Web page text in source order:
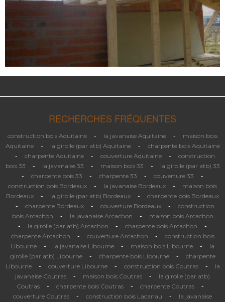
RECHERCHES FRÉQUENTES
construction bois Aquitaine - la javanaise Aquitaine -
maison bois
Aquitaine
- la girolle (par atb) Aquitaine - charpente bois Aquitaine
- charpente Aquitaine - couverture Aquitaine -
construction
bois 33
- la javanaise 33 - maison bois 33 - la girolle (par atb) 33
- charpente bois 33 - charpente 33 - couverture 33 -
construction bois Bordeaux - la javanaise Bordeaux -
maison bois
Bordeaux
- la girolle (par atb) Bordeaux - charpente bois Bordeaux
- charpente Bordeaux - couverture Bordeaux -
construction
bois Arcachon
- la javanaise Arcachon - maison bois Arcachon
- la girolle (par atb) Arcachon - charpente bois Arcachon -
charpente Arcachon - couverture Arcachon -
construction bois
Libourne
- la javanaise Libourne - maison bois Libourne -
la
girolle (par atb) Libourne
- charpente bois Libourne -
charpente
Libourne
- couverture Libourne - construction bois Coutras -
la
javanaise Coutras
- maison bois Coutras -
la girolle (par atb)
Coutras
- charpente bois Coutras - charpente Coutras -
couverture Coutras - construction bois Lacanau -
la javanaise